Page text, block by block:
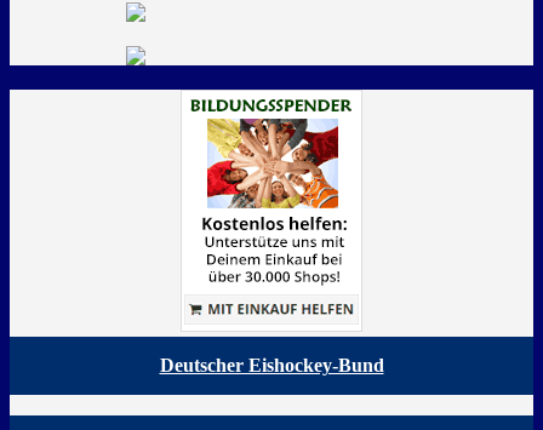
Deutscher Eishockey-Bund